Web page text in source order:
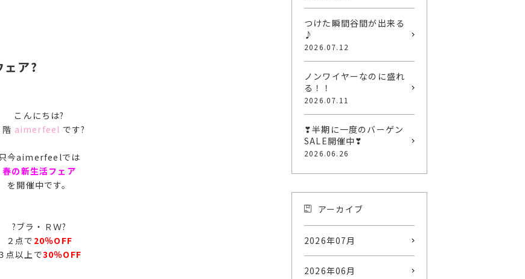
ェア?
こんにちは?
階 aimerfeel です?
今aimerfeelでは
春の新生活フェア
を開催中です。
?ブラ・ＲＷ?
２点で 20％OFF
点以上で30％OFF
つけた瞬間谷間が出来る
♪
2026.07.12
ノンワイヤーなのに盛れ
る！！
2026.07.11
❣半期に一度のバーゲン
SALE開催中❣
2026.06.26
アーカイブ
2026年07月
2026年06月